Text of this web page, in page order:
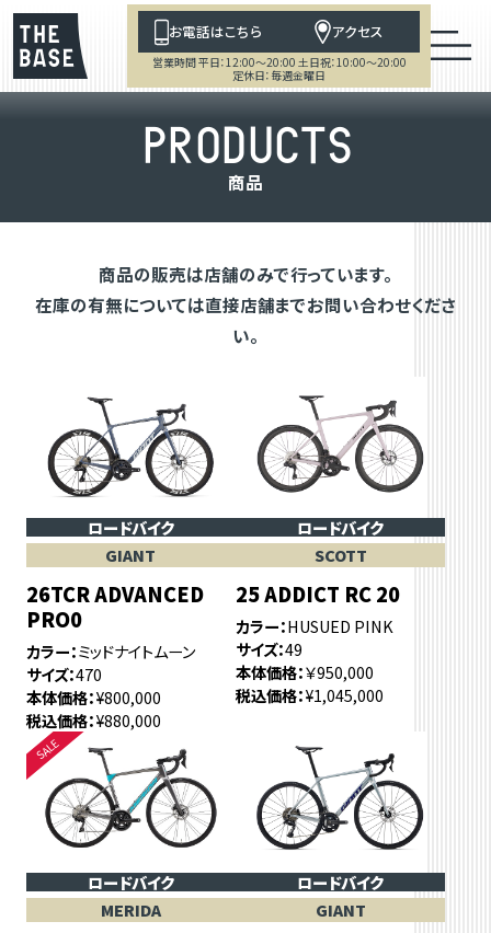
お電話はこちら アクセス
営業時間 平日：12:00～20:00 土日祝：10:00～20:00
定休日：毎週金曜日
PRODUCTS
商品
商品の販売は店舗のみで行っています。
在庫の有無については直接店舗までお問い合わせくださ
い。
ロードバイク
GIANT
26TCR ADVANCED
PRO0
カラー ミッドナイトムーン
サイズ 470
本体価格 ¥800,000
税込価格 ¥880,000
ロードバイク
SCOTT
25 ADDICT RC 20
カラー HUSUED PINK
サイズ 49
本体価格 ￥950,000
税込価格 ¥1,045,000
ロードバイク
MERIDA
ロードバイク
GIANT